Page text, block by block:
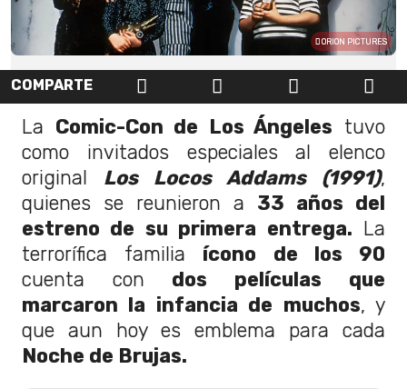
ORION PICTURES
COMPARTE
La Comic-Con de Los Ángeles tuvo
como invitados especiales al elenco
original Los Locos Addams (1991),
quienes se reunieron a 33 años del
estreno de su primera entrega. La
terrorífica familia ícono de los 90
cuenta con dos películas que
marcaron la infancia de muchos, y
que aun hoy es emblema para cada
Noche de Brujas.